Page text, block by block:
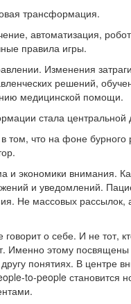
трансформация.
автоматизация,
правила игры.
Изменения
решений,
медицинской помощи.
стала центральной
том, что на фоне бурного
экономики внимания.
и уведомлений.
Не массовых рассылок,
говорит о себе. И не
Именно этому
понятиях. В центре
to-people становится